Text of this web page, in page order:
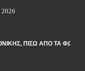
2026
ΠΊΣΩ ΑΠΌ ΤΑ ΦΏΤΑ